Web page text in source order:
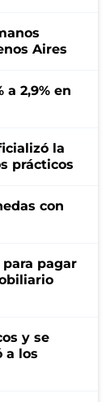
Aires
a 2,9% en
la
prácticos
con
pagar
y se
a los